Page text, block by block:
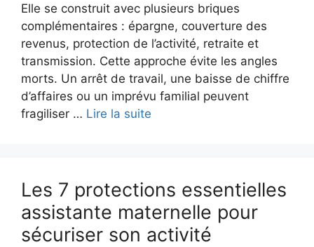
Elle se construit avec plusieurs briques
complémentaires : épargne, couverture des
revenus, protection de l’activité, retraite et
transmission. Cette approche évite les angles
morts. Un arrêt de travail, une baisse de chiffre
d’affaires ou un imprévu familial peuvent
fragiliser … Lire la suite
Les 7 protections essentielles
assistante maternelle pour
sécuriser son activité